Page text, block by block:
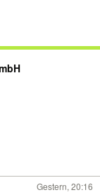
Gestern, 20:16